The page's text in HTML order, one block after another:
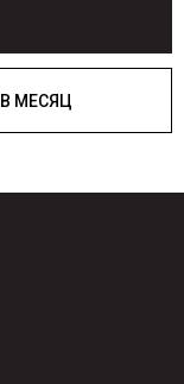
РАССРОЧКА ОТ 1000 РУБЛЕЙ В МЕСЯЦ